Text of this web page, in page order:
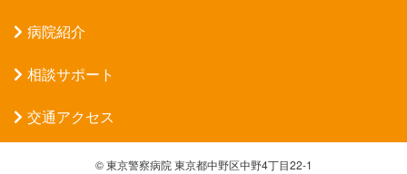
病院紹介
相談サポート
交通アクセス
©東京警察病院東京都中野区中野4丁目22-1